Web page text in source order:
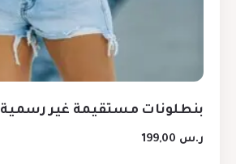
بنطلونات مستقيمة غير رسمية
ر.س